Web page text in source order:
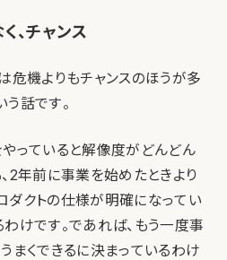
、チャンス
危機よりもチャンスのほうが多
話です。
やっていると解像度がどんどん
2年前に事業を始めたときより
ダクトの仕様が明確になってい
けです。であれば、もう一度事
まくできるに決まっているわけ